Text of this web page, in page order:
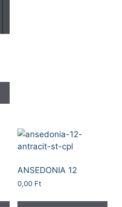
ANSEDONIA 12
0,00 Ft